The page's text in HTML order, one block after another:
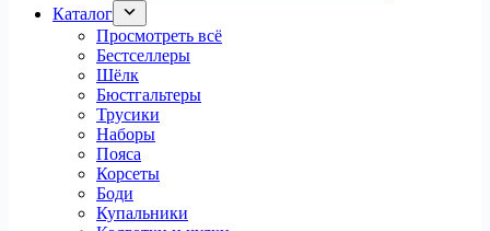
Каталог
Просмотреть всё
Бестселлеры
Шёлк
Бюстгальтеры
Трусики
Наборы
Пояса
Корсеты
Боди
Купальники